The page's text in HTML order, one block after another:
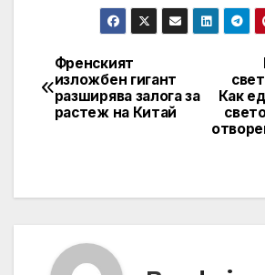
Post
navigation
Как
Френският
изложбен гигант
разширява залога за
растеж на Китай